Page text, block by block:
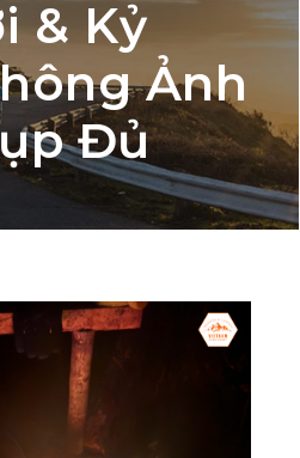
& Kỷ
Ảnh
Đủ